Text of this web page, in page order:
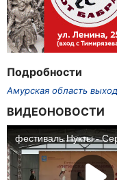
Подробности
Амурская область
ВИДЕОНОВОСТИ